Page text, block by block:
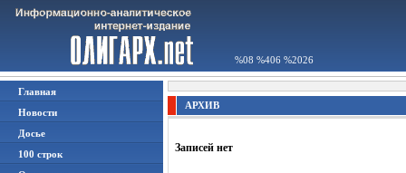
%08 %406 %2026
Главная
Новости
Досье
100 строк
АРХИВ
Записей нет